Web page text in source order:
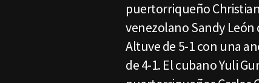
puertorriqueño
venezolano Sandy León
Altuve de 5-1 con una
de 4-1. El cubano Yuli